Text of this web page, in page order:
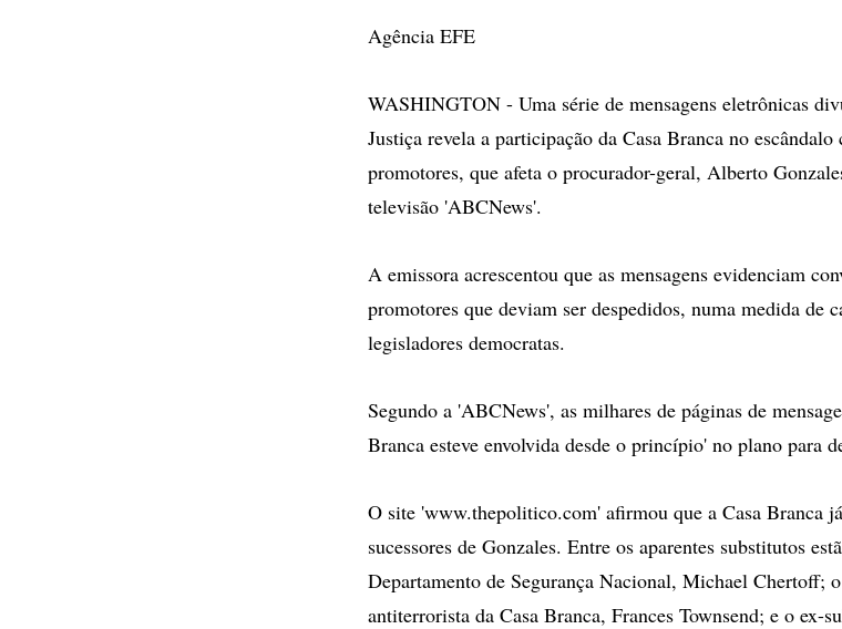
Agência EFE
WASHINGTON - Uma série de mensagens eletrônicas
Justiça revela a participação da Casa Branca no
promotores, que afeta o procurador-geral, Alberto
televisão 'ABCNews'.
A emissora acrescentou que as mensagens evidenciam
promotores que deviam ser despedidos, numa medida de
legisladores democratas.
Segundo a 'ABCNews', as milhares de páginas de
Branca esteve envolvida desde o princípio' no plano para
O site 'www.thepolitico.com' afirmou que a Casa Branca
sucessores de Gonzales. Entre os aparentes substitutos
Departamento de Segurança Nacional, Michael Chertoff;
antiterrorista da Casa Branca, Frances Townsend; e o ex-